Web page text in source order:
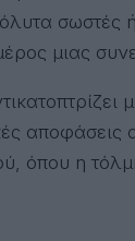
σωστές
μιας
όπου η